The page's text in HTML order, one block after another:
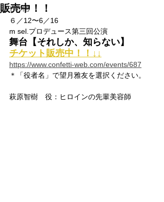
その他
販売中！！
６／12〜6／16
m sel.プロデュース第三回公演
舞台【それしか、知らない】
チケット販売中！！↓↓
https://www.confetti-web.com/events/687
＊「役者名」で望月雅友を選択ください。
萩原智樹　役：ヒロインの先輩美容師